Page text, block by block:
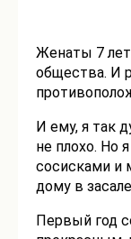
Женаты 7
общества. И
И ему, я так
не плохо. Но
сосисками и
дому в
Первый год